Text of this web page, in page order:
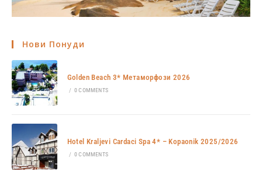
Нови Понуди
Golden Beach 3* Метаморфози 2026
/ 0 COMMENTS
Hotel Kraljevi Cardaci Spa 4* – Kopaonik 2025/2026
/ 0 COMMENTS